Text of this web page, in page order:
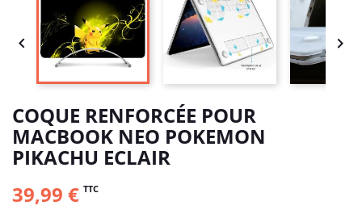
 
COQUE RENFORCÉE POUR
MACBOOK NEO POKEMON
PIKACHU ECLAIR
39,99 € TTC